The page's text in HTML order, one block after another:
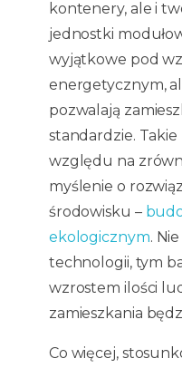
kontenery, ale i
jednostki
wyjątkowe pod
energetycznym,
pozwalają
standardzie.
względu na
myślenie o
środowisku –
ekologicznym.
technologii, tym
wzrostem ilości
zamieszkania
Co więcej,